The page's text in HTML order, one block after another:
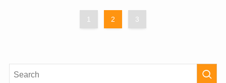
1 2 3